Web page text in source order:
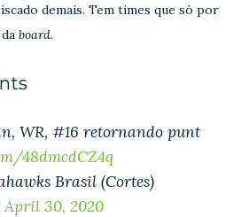
demais. Tem times que só por
board.
WR, #16 retornando punt
48dmcdCZ4q
Brasil (Cortes)
April 30, 2020